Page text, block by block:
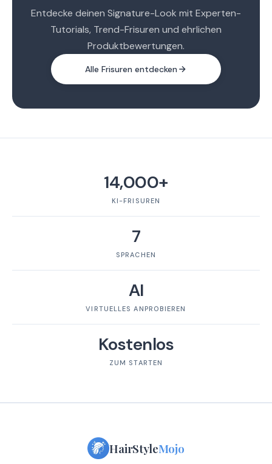
Entdecke deinen Signature-Look mit Experten-
Tutorials, Trend-Frisuren und ehrlichen
Produktbewertungen.
Alle Frisuren entdecken
14,000+
KI-FRISUREN
7
SPRACHEN
AI
VIRTUELLES ANPROBIEREN
Kostenlos
ZUM STARTEN
HairStyleMojo